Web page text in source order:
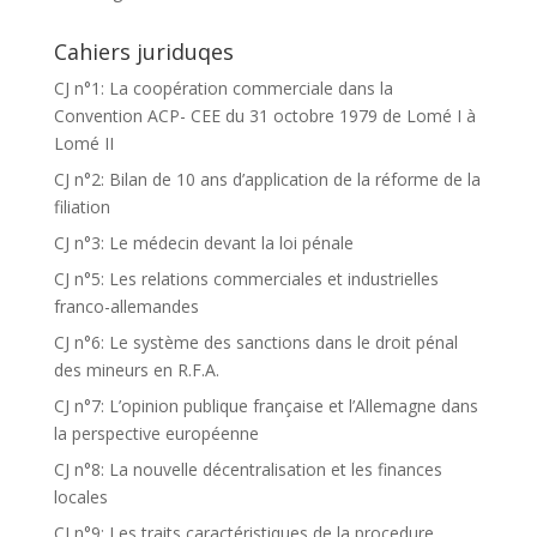
Cahiers juriduqes
CJ n°1: La coopération commerciale dans la
Convention ACP- CEE du 31 octobre 1979 de Lomé I à
Lomé II
CJ n°2: Bilan de 10 ans d’application de la réforme de la
filiation
CJ n°3: Le médecin devant la loi pénale
CJ n°5: Les relations commerciales et industrielles
franco-allemandes
CJ n°6: Le système des sanctions dans le droit pénal
des mineurs en R.F.A.
CJ n°7: L’opinion publique française et l’Allemagne dans
la perspective européenne
CJ n°8: La nouvelle décentralisation et les finances
locales